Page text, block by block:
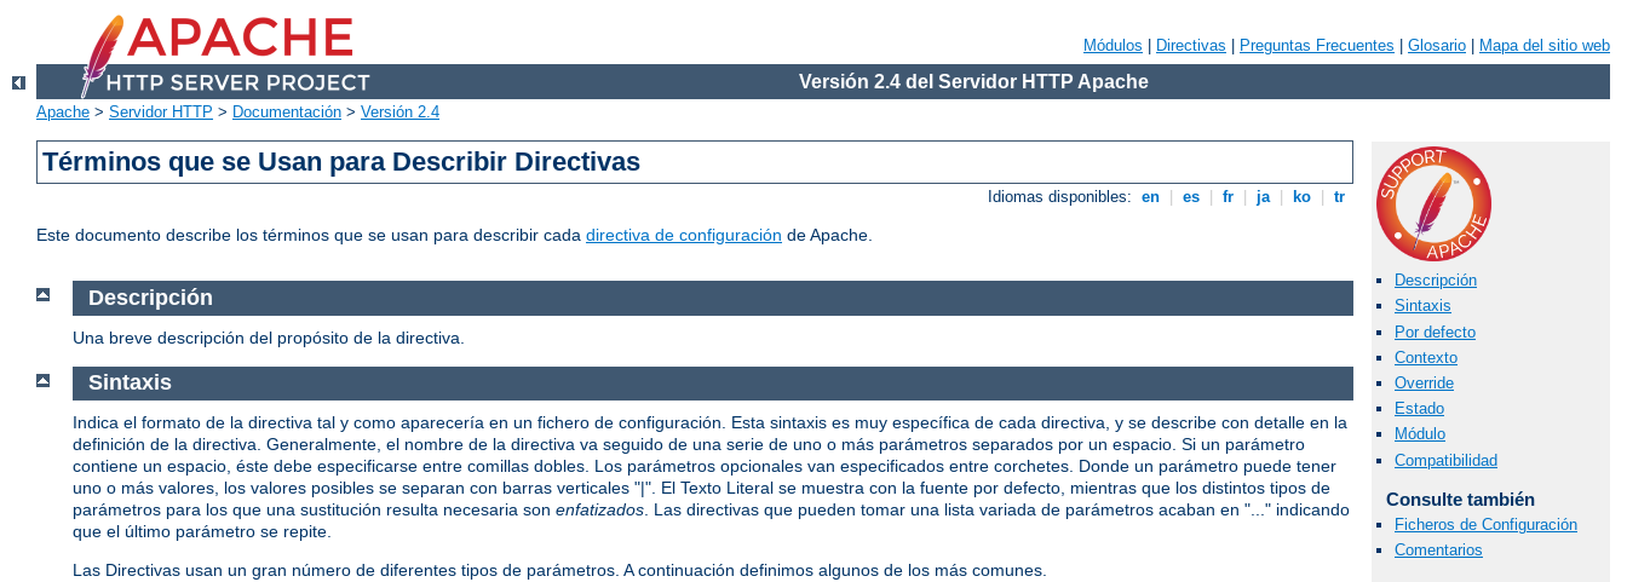
Módulos Directivas Preguntas Frecuentes Glosario Mapa del sitio web
Versión 2.4 del Servidor HTTP Apache
Apache > Servidor HTTP > Documentación > Versión 2.4
Términos que se Usan para Describir Directivas
Idiomas disponibles: en es fr ja ko tr
Este documento describe los términos que se usan para describir cada directiva de configuración de Apache.
Descripción
Sintaxis
Por defecto
Contexto
Override
Estado
Módulo
Compatibilidad
Consulte también
Ficheros de Configuración
Comentarios
Descripción
Una breve descripción del propósito de la directiva.
Sintaxis
Indica el formato de la directiva tal y como aparecería en un fichero de configuración. Esta sintaxis es muy específica de cada directiva, y se describe con detalle en la
definición de la directiva. Generalmente, el nombre de la directiva va seguido de una serie de uno o más parámetros separados por un espacio. Si un parámetro
contiene un espacio, éste debe especificarse entre comillas dobles. Los parámetros opcionales van especificados entre corchetes. Donde un parámetro puede tener
uno o más valores, los valores posibles se separan con barras verticales "|". El Texto Literal se muestra con la fuente por defecto, mientras que los distintos tipos de
parámetros para los que una sustitución resulta necesaria son enfatizados . Las directivas que pueden tomar una lista variada de parámetros acaban en "..." indicando
que el último parámetro se repite.
Las Directivas usan un gran número de diferentes tipos de parámetros. A continuación definimos algunos de los más comunes.